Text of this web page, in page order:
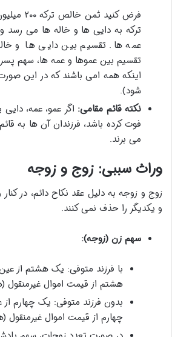
فرض
ترکه به دایی ها و خاله ها می رسد
عمه ها. تقسیم بین دایی ها و
تقسیم بین عموها و عمه ها، سهم
اینکه همه امی باشند که در این
شود).
نکته قائم مقامی: اگر عمو، عمه،
فوت کرده باشد، فرزندان آن ها به
می برند.
وراث سببی: زوج و زوجه
زوج و زوجه به دلیل عقد نکاح دائم، در
و یکدیگر را حذف نمی کنند.
سهم زن (زوجه):
با فرزند متوفی: یک هشتم از
هشتم از قیمت اموال غیرمنقول
بدون فرزند متوفی: یک چهارم
چهارم از قیمت اموال